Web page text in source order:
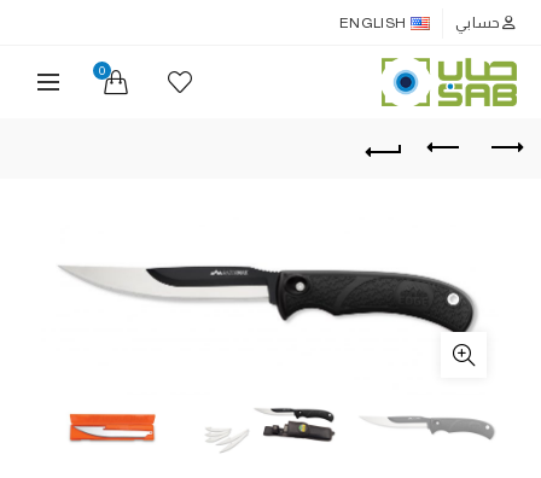
حسابي ENGLISH
0